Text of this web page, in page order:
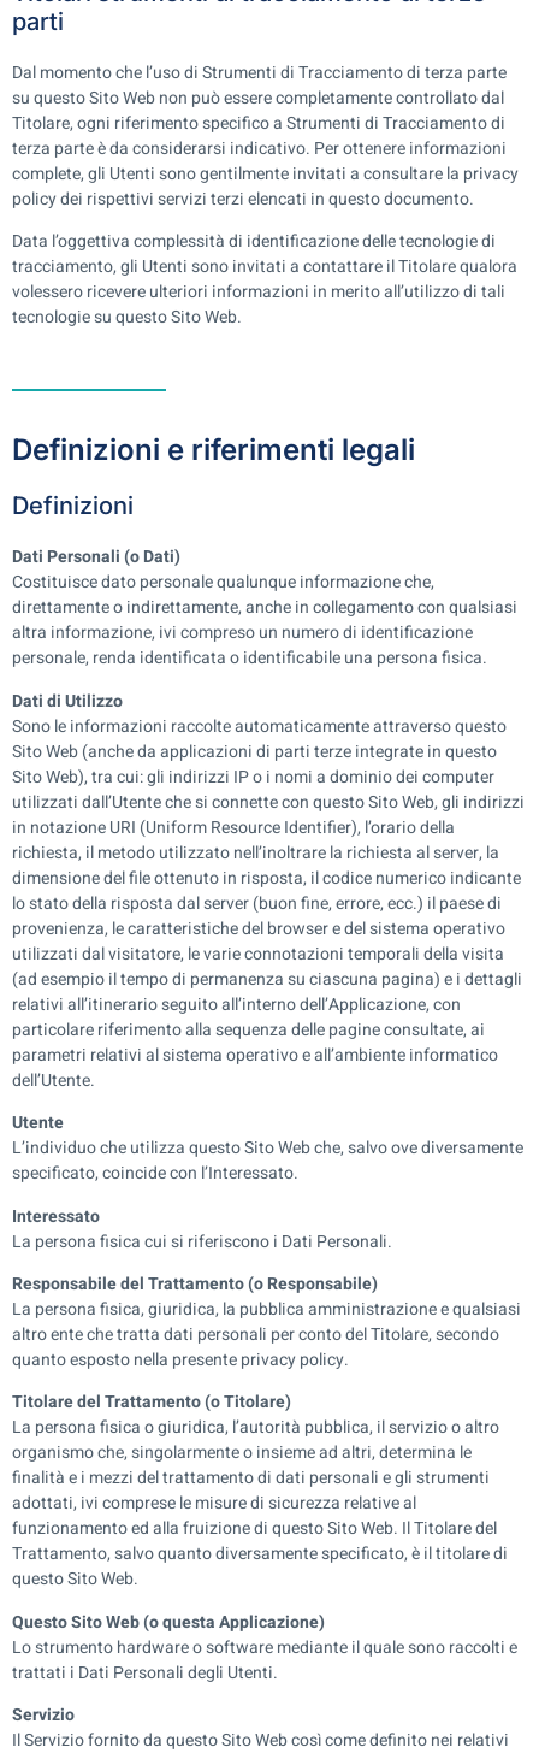
parti
Dal momento che l’uso di Strumenti di Tracciamento di terza parte
su questo Sito Web non può essere completamente controllato dal
Titolare, ogni riferimento specifico a Strumenti di Tracciamento di
terza parte è da considerarsi indicativo. Per ottenere informazioni
complete, gli Utenti sono gentilmente invitati a consultare la privacy
policy dei rispettivi servizi terzi elencati in questo documento.
Data l’oggettiva complessità di identificazione delle tecnologie di
tracciamento, gli Utenti sono invitati a contattare il Titolare qualora
volessero ricevere ulteriori informazioni in merito all’utilizzo di tali
tecnologie su questo Sito Web.
Definizioni e riferimenti legali
Definizioni
Dati Personali (o Dati)
Costituisce dato personale qualunque informazione che,
direttamente o indirettamente, anche in collegamento con qualsiasi
altra informazione, ivi compreso un numero di identificazione
personale, renda identificata o identificabile una persona fisica.
Dati di Utilizzo
Sono le informazioni raccolte automaticamente attraverso questo
Sito Web (anche da applicazioni di parti terze integrate in questo
Sito Web), tra cui: gli indirizzi IP o i nomi a dominio dei computer
utilizzati dall’Utente che si connette con questo Sito Web, gli indirizzi
in notazione URI (Uniform Resource Identifier), l’orario della
richiesta, il metodo utilizzato nell’inoltrare la richiesta al server, la
dimensione del file ottenuto in risposta, il codice numerico indicante
lo stato della risposta dal server (buon fine, errore, ecc.) il paese di
provenienza, le caratteristiche del browser e del sistema operativo
utilizzati dal visitatore, le varie connotazioni temporali della visita
(ad esempio il tempo di permanenza su ciascuna pagina) e i dettagli
relativi all’itinerario seguito all’interno dell’Applicazione, con
particolare riferimento alla sequenza delle pagine consultate, ai
parametri relativi al sistema operativo e all’ambiente informatico
dell’Utente.
Utente
L’individuo che utilizza questo Sito Web che, salvo ove diversamente
specificato, coincide con l’Interessato.
Interessato
La persona fisica cui si riferiscono i Dati Personali.
Responsabile del Trattamento (o Responsabile)
La persona fisica, giuridica, la pubblica amministrazione e qualsiasi
altro ente che tratta dati personali per conto del Titolare, secondo
quanto esposto nella presente privacy policy.
Titolare del Trattamento (o Titolare)
La persona fisica o giuridica, l’autorità pubblica, il servizio o altro
organismo che, singolarmente o insieme ad altri, determina le
finalità e i mezzi del trattamento di dati personali e gli strumenti
adottati, ivi comprese le misure di sicurezza relative al
funzionamento ed alla fruizione di questo Sito Web. Il Titolare del
Trattamento, salvo quanto diversamente specificato, è il titolare di
questo Sito Web.
Questo Sito Web (o questa Applicazione)
Lo strumento hardware o software mediante il quale sono raccolti e
trattati i Dati Personali degli Utenti.
Servizio
Il Servizio fornito da questo Sito Web così come definito nei relativi